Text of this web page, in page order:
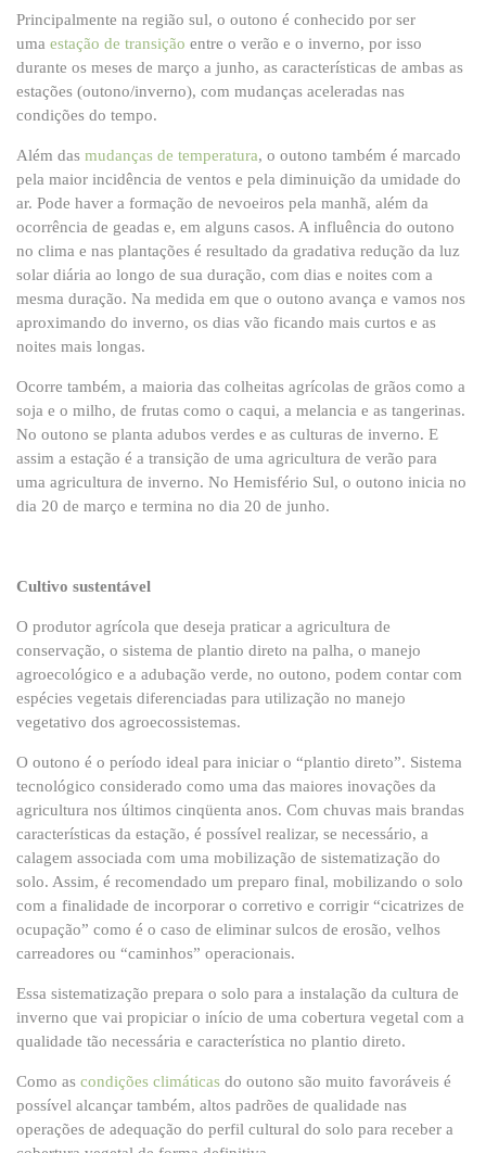
Principalmente na região sul, o outono é conhecido por ser
uma estação de transição entre o verão e o inverno, por isso
durante os meses de março a junho, as características de ambas as
estações (outono/inverno), com mudanças aceleradas nas
condições do tempo.
Além das mudanças de temperatura, o outono também é marcado
pela maior incidência de ventos e pela diminuição da umidade do
ar. Pode haver a formação de nevoeiros pela manhã, além da
ocorrência de geadas e, em alguns casos. A influência do outono
no clima e nas plantações é resultado da gradativa redução da luz
solar diária ao longo de sua duração, com dias e noites com a
mesma duração. Na medida em que o outono avança e vamos nos
aproximando do inverno, os dias vão ficando mais curtos e as
noites mais longas.
Ocorre também, a maioria das colheitas agrícolas de grãos como a
soja e o milho, de frutas como o caqui, a melancia e as tangerinas.
No outono se planta adubos verdes e as culturas de inverno. E
assim a estação é a transição de uma agricultura de verão para
uma agricultura de inverno. No Hemisfério Sul, o outono inicia no
dia 20 de março e termina no dia 20 de junho.
Cultivo sustentável
O produtor agrícola que deseja praticar a agricultura de
conservação, o sistema de plantio direto na palha, o manejo
agroecológico e a adubação verde, no outono, podem contar com
espécies vegetais diferenciadas para utilização no manejo
vegetativo dos agroecossistemas.
O outono é o período ideal para iniciar o “plantio direto”. Sistema
tecnológico considerado como uma das maiores inovações da
agricultura nos últimos cinqüenta anos. Com chuvas mais brandas
características da estação, é possível realizar, se necessário, a
calagem associada com uma mobilização de sistematização do
solo. Assim, é recomendado um preparo final, mobilizando o solo
com a finalidade de incorporar o corretivo e corrigir “cicatrizes de
ocupação” como é o caso de eliminar sulcos de erosão, velhos
carreadores ou “caminhos” operacionais.
Essa sistematização prepara o solo para a instalação da cultura de
inverno que vai propiciar o início de uma cobertura vegetal com a
qualidade tão necessária e característica no plantio direto.
Como as condições climáticas do outono são muito favoráveis é
possível alcançar também, altos padrões de qualidade nas
operações de adequação do perfil cultural do solo para receber a